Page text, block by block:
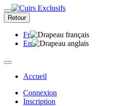
Retour
Fr
En
Accueil
Connexion
Inscription